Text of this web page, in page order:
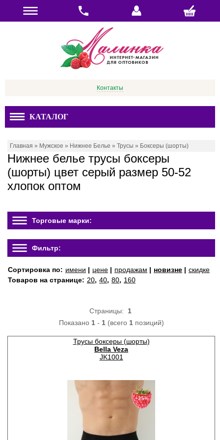
Контакты
КАТАЛОГ
Главная » Мужское » Нижнее Белье » Трусы » Боксеры (шорты)
Нижнее белье трусы боксеры
(шорты) цвет серый размер 50-52
хлопок оптом
Торговые марки:
Фильтр:
Сортировка по: имени | цене | продажам | новизне | скидке
Товаров на странице: 20, 40, 80, 160
Страницы: 1
Показано 1- 1(всего 1позиций)
Трусы боксеры (шорты)
Bella Veza
JK1001
−25%